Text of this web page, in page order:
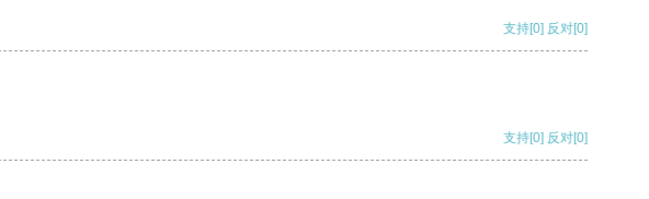
支持[0] 反对[0]
支持[0] 反对[0]